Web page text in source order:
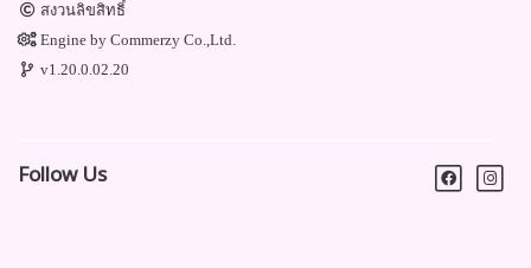
สงวนลิขสิทธิ์
Engine byCommerzy Co.,Ltd.
v1.20.0.02.20
Follow Us